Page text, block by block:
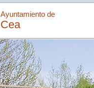
Ayuntamiento de
Cea